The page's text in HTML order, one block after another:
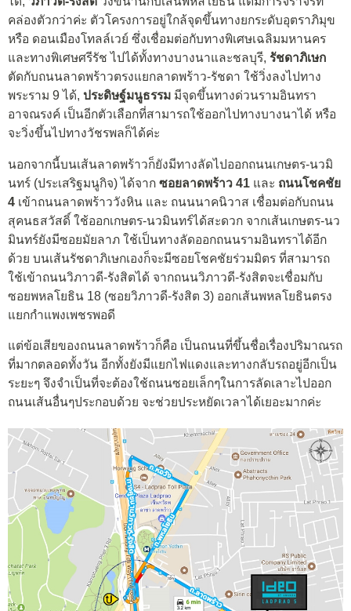
คล่องตัวกว่าค่ะ ตัวโครงการอยู่ใกล้จุดขึ้นทางยกระดับอุตราภิมุข
หรือ ดอนเมืองโทลล์เวย์ ซึ่งเชื่อมต่อกับทางพิเศษเฉลิมมหานคร
และทางพิเศษศรีรัช ไปได้ทั้งทางบางนาและชลบุรี, รัชดาภิเษก
ตัดกับถนนลาดพร้าวตรงแยกลาดพร้าว-รัชดา ใช้วิ่งลงไปทาง
พระราม 9 ได้, ประดิษฐ์มนูธรรม มีจุดขึ้นทางด่วนรามอินทรา
อาจณรงค์ เป็นอีกตัวเลือกที่สามารถใช้ออกไปทางบางนาได้ หรือ
จะวิ่งขึ้นไปทางวัชรพลก็ได้ค่ะ
นอกจากนี้บนเส้นลาดพร้าวก็ยังมีทางลัดไปออกถนนเกษตร-นวมิ
นทร์ (ประเสริฐมนูกิจ) ได้จาก ซอยลาดพร้าว 41 และ ถนนโชคชัย
4 เข้าถนนลาดพร้าววังหิน และ ถนนนาคนิวาส เชื่อมต่อกับถนน
สุคนธสวัสดิ์ ใช้ออกเกษตร-นวมินทร์ได้สะดวก จากเส้นเกษตร-นว
มินทร์ยังมีซอยมัยลาภ ใช้เป็นทางลัดออกถนนรามอินทราได้อีก
ด้วย บนเส้นรัชดาภิเษกเองก็จะมีซอยโชคชัยร่วมมิตร ที่สามารถ
ใช้เข้าถนนวิภาวดี-รังสิตได้ จากถนนวิภาวดี-รังสิตจะเชื่อมกับ
ซอยพหลโยธิน 18 (ซอยวิภาวดี-รังสิต 3) ออกเส้นพหลโยธินตรง
แยกกำแพงเพชรพอดี
แต่ข้อเสียของถนนลาดพร้าวก็คือ เป็นถนนที่ขึ้นชื่อเรื่องปริมาณรถ
ที่มากตลอดทั้งวัน อีกทั้งยังมีแยกไฟแดงและทางกลับรถอยู่อีกเป็น
ระยะๆ จึงจำเป็นที่จะต้องใช้ถนนซอยเล็กๆในการลัดเลาะไปออก
ถนนเส้นอื่นๆประกอบด้วย จะช่วยประหยัดเวลาได้เยอะมากค่ะ